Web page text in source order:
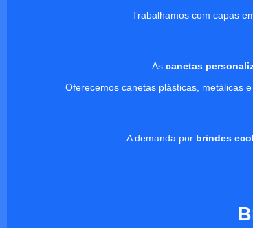
Trabalhamos com capas
As canetas
Oferecemos canetas plásticas, metálicas e
A demanda por brindes